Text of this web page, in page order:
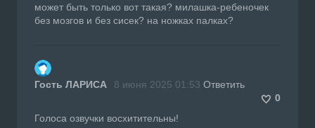
может быть только вот такая? милашка-ребеночек
без мозгов и без сисек? на ножках палках?
Гость ЛАРИСА 8 июня 2025 01:53 Ответить
0
Голоса озвучки восхитительны!